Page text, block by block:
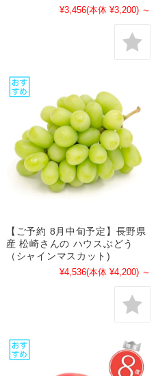
¥3,456(本体 ¥3,200) ～
【ご予約 8月中旬予定】長野県
産 松崎さんの ハウスぶどう
（シャインマスカット)
¥4,536(本体 ¥4,200) ～